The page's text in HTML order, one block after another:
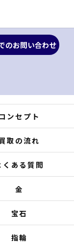
のお問い合わせ
コンセプト
取の流れ
くある質問
金
宝石
指輪